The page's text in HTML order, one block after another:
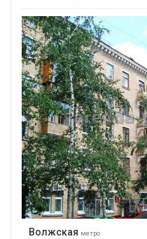
Волжская метро